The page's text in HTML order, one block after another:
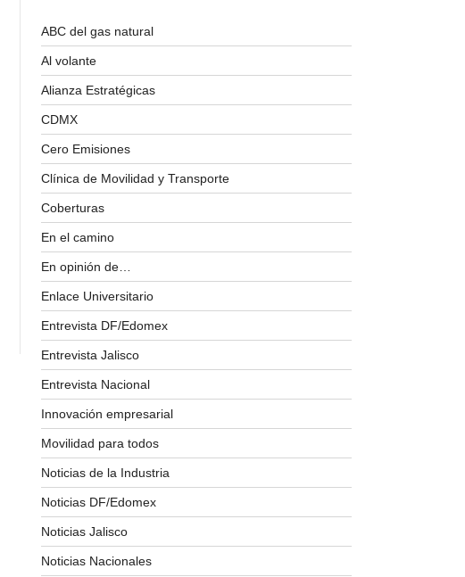
ABC del gas natural
Al volante
Alianza Estratégicas
CDMX
Cero Emisiones
Clínica de Movilidad y Transporte
Coberturas
En el camino
En opinión de…
Enlace Universitario
Entrevista DF/Edomex
Entrevista Jalisco
Entrevista Nacional
Innovación empresarial
Movilidad para todos
Noticias de la Industria
Noticias DF/Edomex
Noticias Jalisco
Noticias Nacionales